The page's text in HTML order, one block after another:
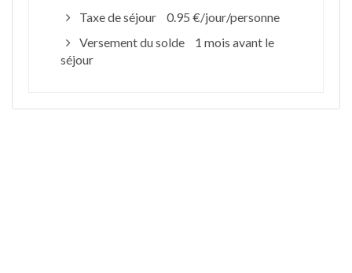
Taxe de séjour
0.95 €/jour/personne
Versement du solde
1 mois avant le
séjour